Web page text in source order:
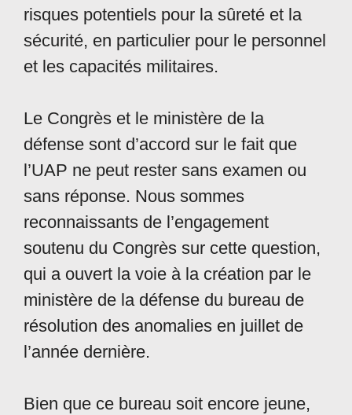
risques potentiels pour la sûreté et la
sécurité, en particulier pour le personnel
et les capacités militaires.
Le Congrès et le ministère de la
défense sont d’accord sur le fait que
l’UAP ne peut rester sans examen ou
sans réponse. Nous sommes
reconnaissants de l’engagement
soutenu du Congrès sur cette question,
qui a ouvert la voie à la création par le
ministère de la défense du bureau de
résolution des anomalies en juillet de
l’année dernière.
Bien que ce bureau soit encore jeune,